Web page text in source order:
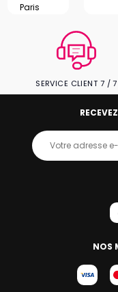
Paris
SERVICE CLIENT 7 / 7
NOS